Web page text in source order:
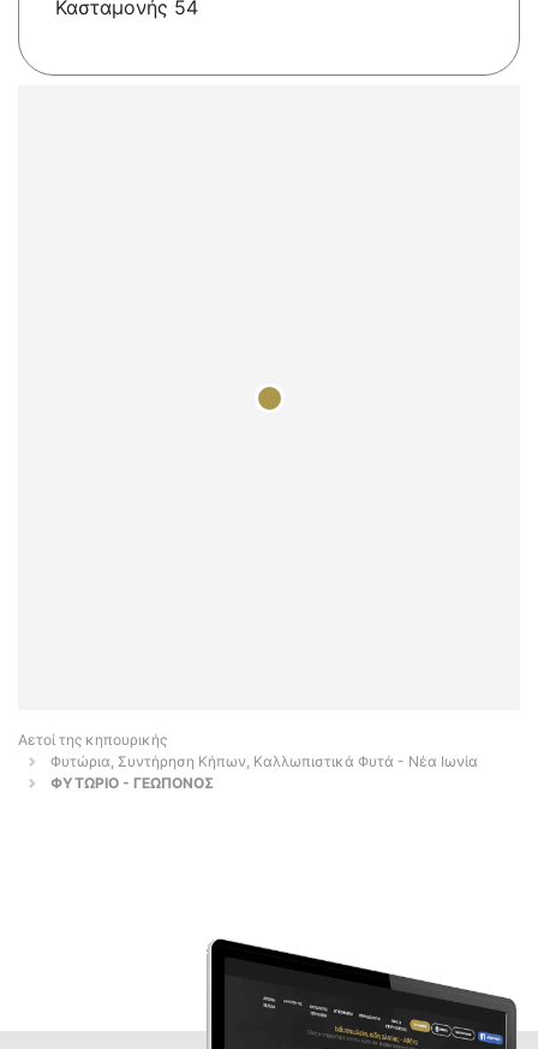
Κασταμονής 54
Αετοί της κηπουρικής
Φυτώρια, Συντήρηση Κήπων, Καλλωπιστικά Φυτά - Νέα Ιωνία
ΦΥΤΩΡΙΟ - ΓΕΩΠΟΝΟΣ